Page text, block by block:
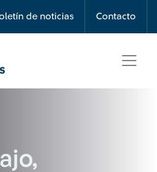
de noticias Contacto